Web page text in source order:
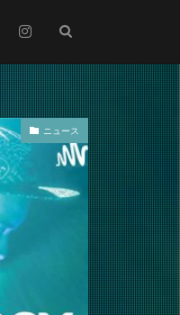
ニュース